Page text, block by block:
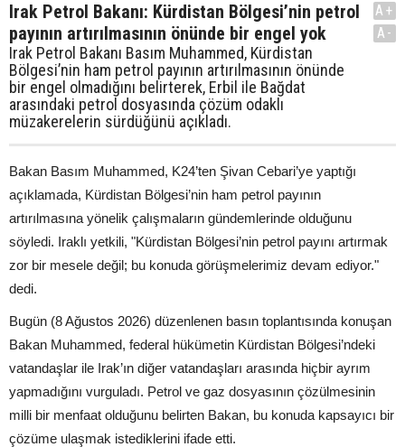
Irak Petrol Bakanı: Kürdistan Bölgesi’nin petrol
payının artırılmasının önünde bir engel yok
Irak Petrol Bakanı Basım Muhammed, Kürdistan
Bölgesi’nin ham petrol payının artırılmasının önünde
bir engel olmadığını belirterek, Erbil ile Bağdat
arasındaki petrol dosyasında çözüm odaklı
müzakerelerin sürdüğünü açıkladı.
A+
A-
Bakan Basım Muhammed, K24’ten Şivan Cebari’ye yaptığı
açıklamada, Kürdistan Bölgesi’nin ham petrol payının
artırılmasına yönelik çalışmaların gündemlerinde olduğunu
söyledi. Iraklı yetkili, "Kürdistan Bölgesi’nin petrol payını artırmak
zor bir mesele değil; bu konuda görüşmelerimiz devam ediyor."
dedi.
Bugün (8 Ağustos 2026) düzenlenen basın toplantısında konuşan
Bakan Muhammed, federal hükümetin Kürdistan Bölgesi’ndeki
vatandaşlar ile Irak’ın diğer vatandaşları arasında hiçbir ayrım
yapmadığını vurguladı. Petrol ve gaz dosyasının çözülmesinin
milli bir menfaat olduğunu belirten Bakan, bu konuda kapsayıcı bir
çözüme ulaşmak istediklerini ifade etti.